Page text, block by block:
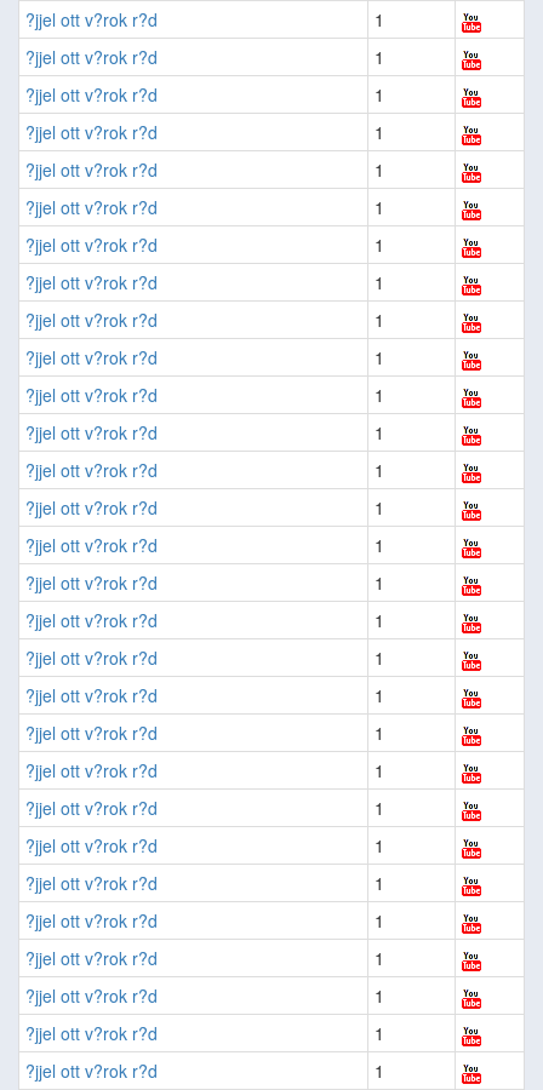
?jjel ott v?rok r?d
1
?jjel ott v?rok r?d
1
?jjel ott v?rok r?d
1
?jjel ott v?rok r?d
1
?jjel ott v?rok r?d
1
?jjel ott v?rok r?d
1
?jjel ott v?rok r?d
1
?jjel ott v?rok r?d
1
?jjel ott v?rok r?d
1
?jjel ott v?rok r?d
1
?jjel ott v?rok r?d
1
?jjel ott v?rok r?d
1
?jjel ott v?rok r?d
1
?jjel ott v?rok r?d
1
?jjel ott v?rok r?d
1
?jjel ott v?rok r?d
1
?jjel ott v?rok r?d
1
?jjel ott v?rok r?d
1
?jjel ott v?rok r?d
1
?jjel ott v?rok r?d
1
?jjel ott v?rok r?d
1
?jjel ott v?rok r?d
1
?jjel ott v?rok r?d
1
?jjel ott v?rok r?d
1
?jjel ott v?rok r?d
1
?jjel ott v?rok r?d
1
?jjel ott v?rok r?d
1
?jjel ott v?rok r?d
1
?jjel ott v?rok r?d
1